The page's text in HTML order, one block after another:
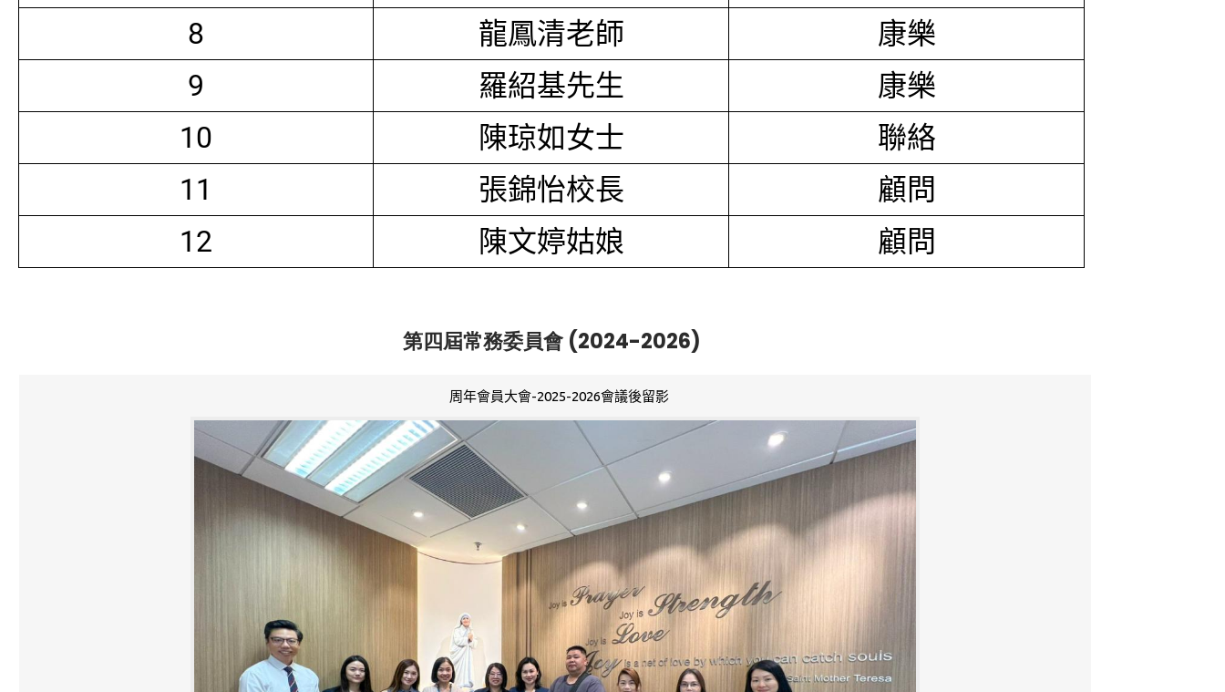
8
龍鳳清老師
康樂
9
羅紹基先生
康樂
10
陳琼如女士
聯絡
11
張錦怡校長
顧問
12
陳文婷姑娘 顧問
第四屆常務委員會 (2024-2026)
周年會員大會-2025-2026會議後留影